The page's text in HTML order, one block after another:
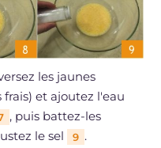
les jaunes
et ajoutez l'eau
, puis battez-les
le sel 9 .